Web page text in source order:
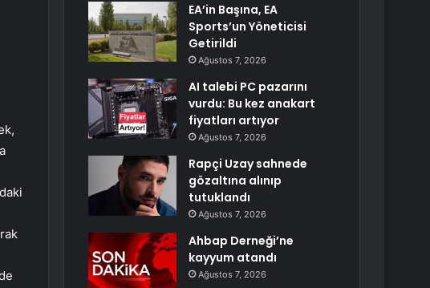
EA’in Başına, EA
Sports’un Yöneticisi
Getirildi
Ağustos 7, 2026
AI talebi PC pazarını
vurdu: Bu kez anakart
fiyatları artıyor
Ağustos 7, 2026
Rapçi Uzay sahnede
gözaltına alınıp
tutuklandı
Ağustos 7, 2026
Ahbap Derneği’ne
kayyum atandı
Ağustos 7, 2026